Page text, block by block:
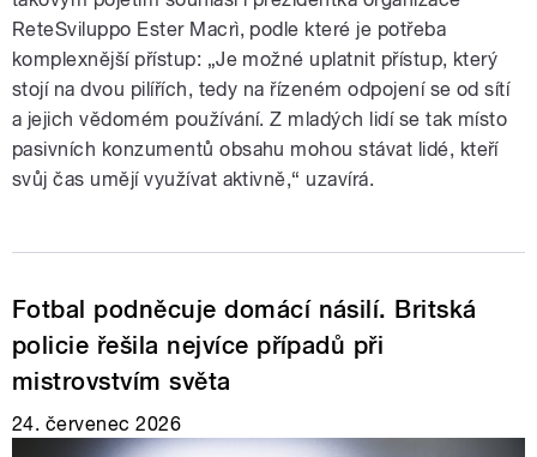
ReteSviluppo Ester Macrì, podle které je potřeba
komplexnější přístup: „Je možné uplatnit přístup, který
stojí na dvou pilířích, tedy na řízeném odpojení se od sítí
a jejich vědomém používání. Z mladých lidí se tak místo
pasivních konzumentů obsahu mohou stávat lidé, kteří
svůj čas umějí využívat aktivně,“ uzavírá.
Fotbal podněcuje domácí násilí. Britská
policie řešila nejvíce případů při
mistrovstvím světa
24. červenec 2026